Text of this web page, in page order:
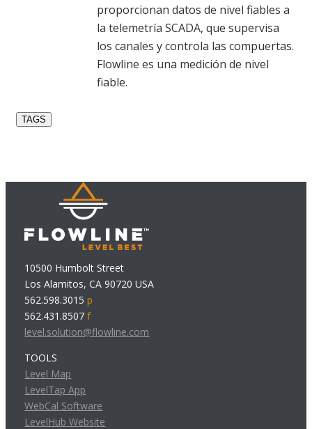
proporcionan datos de nivel fiables a
la telemetría SCADA, que supervisa
los canales y controla las compuertas.
Flowline es una medición de nivel
fiable.
TAGS
10500 Humbolt Street
Los Alamitos, CA 90720 USA
562.598.3015p
562.431.8507f
level.solution@flowline.com
TOOLS
Level Map
LevelTap App
WebCal Software
LevelHub Website